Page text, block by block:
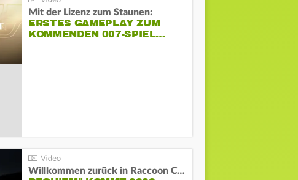
Mit der Lizenz zum Staunen:
ERSTES GAMEPLAY ZUM
KOMMENDEN 007-SPIEL…
Willkommen zurück in Raccoon City! "Resident Evil: